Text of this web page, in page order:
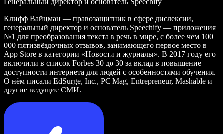
Генеральный директор и основатель Speechify
Клифф Вайцман — правозащитник в сфере дислексии,
генеральный директор и основатель Speechify — приложения
№1 для преобразования текста в речь в мире, с более чем 100
000 пятизвёздочных отзывов, занимающего первое место в
App Store в категории «Новости и журналы». В 2017 году его
включили в список Forbes 30 до 30 за вклад в повышение
доступности интернета для людей с особенностями обучения.
О нём писали EdSurge, Inc., PC Mag, Entrepreneur, Mashable и
другие ведущие СМИ.